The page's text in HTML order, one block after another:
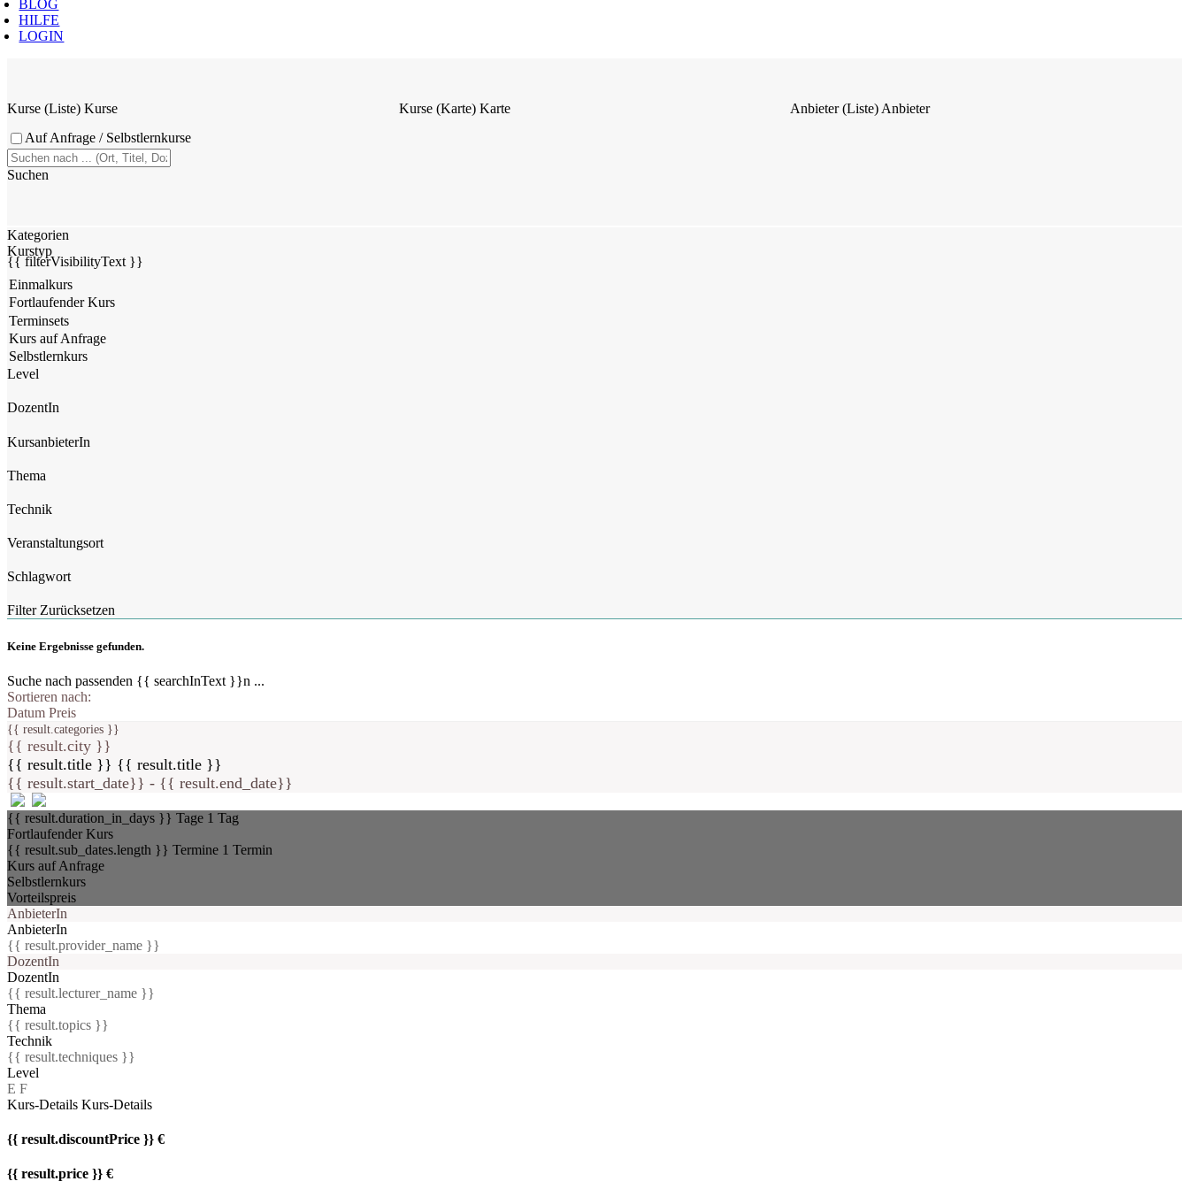
BLOG
HILFE
LOGIN
Kurse (Liste) Kurse Kurse (Karte) Karte Anbieter (Liste) Anbieter
Auf Anfrage / Selbstlernkurse
Suchen
{{ filterVisibilityText }}
Kategorien
Kurstyp
Level
DozentIn
KursanbieterIn
Thema
Technik
Veranstaltungsort
Schlagwort
Filter Zurücksetzen
Keine Ergebnisse gefunden.
Suche nach passenden {{ searchInText }}n ...
Sortieren nach:
Datum Preis
{{ result.categories }}
{{ result.city }}
{{ result.title }} {{ result.title }}
{{ result.start_date}} - {{ result.end_date}}
{{ result.duration_in_days }} Tage 1 Tag
Fortlaufender Kurs
{{ result.sub_dates.length }} Termine 1 Termin
Kurs auf Anfrage
Selbstlernkurs
Vorteilspreis
AnbieterIn
AnbieterIn
{{ result.provider_name }}
DozentIn
DozentIn
{{ result.lecturer_name }}
Thema
{{ result.topics }}
Technik
{{ result.techniques }}
Level
E F
Kurs-Details Kurs-Details
{{ result.discountPrice }} €
{{ result.price }} €